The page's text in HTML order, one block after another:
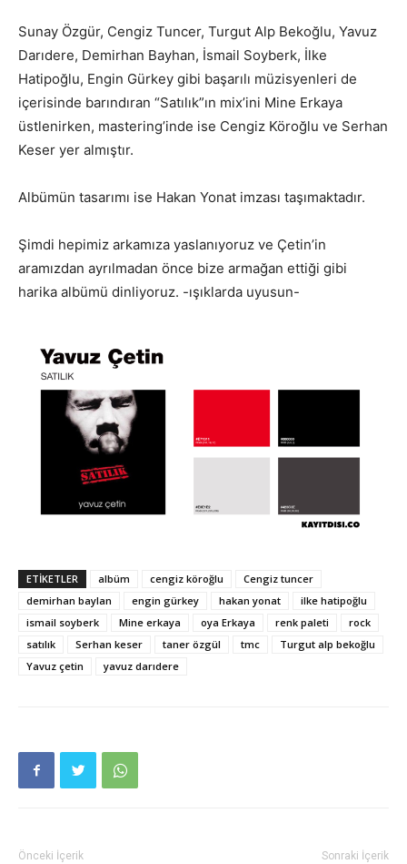
Sunay Özgür, Cengiz Tuncer, Turgut Alp Bekoğlu, Yavuz
Darıdere, Demirhan Bayhan, İsmail Soyberk, İlke
Hatipoğlu, Engin Gürkey gibi başarılı müzisyenleri de
içerisinde barındıran “Satılık”ın mix’ini Mine Erkaya
üstlenirken, mastering’inde ise Cengiz Köroğlu ve Serhan
Keser yer almıştır.
Albümün tasarımı ise Hakan Yonat imzası taşımaktadır.
Şimdi hepimiz arkamıza yaslanıyoruz ve Çetin’in
aramızdan ayrılmadan önce bize armağan ettiği gibi
harika albümü dinliyoruz. -ışıklarda uyusun-
ETIKETLER albüm cengiz köroğlu
Cengiz tuncer
demirhan baylan
engin gürkey hakan yonat
ilke hatipoğlu
ismail soyberk
Mine erkaya oya Erkaya renk paleti
rock
satılık
Serhan keser taner özgül tmc
Turgut alp bekoğlu
Yavuz çetin
yavuz darıdere
Önceki İçerik Sonraki İçerik